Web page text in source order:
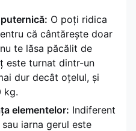
O poți ridica
că cântărește doar
te lăsa păcălit de
este turnat dintr-un
dur decât oțelul, și
kg.
elementelor: Indiferent
iarna gerul este